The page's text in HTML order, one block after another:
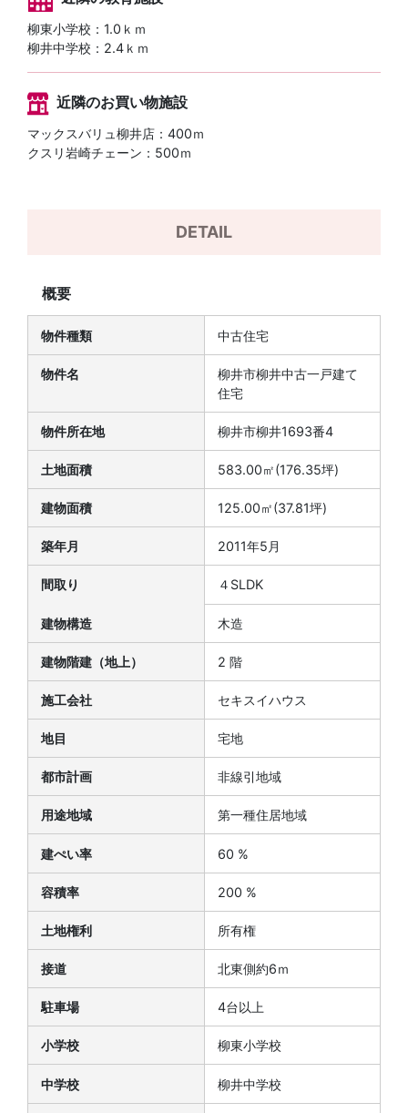
柳東小学校：1.0ｋｍ
柳井中学校：2.4ｋｍ
近隣のお買い物施設
マックスバリュ柳井店：400ｍ
クスリ岩崎チェーン：500ｍ
DETAIL
概要
物件種類 中古住宅
物件名
柳井市柳井中古一戸建て
住宅
物件所在地 柳井市柳井1693番4
土地面積 583.00㎡(176.35坪)
建物面積 125.00㎡(37.81坪)
築年月 2011年5月
間取り ４SLDK
建物構造 木造
建物階建（地上） 2 階
施工会社 セキスイハウス
地目 宅地
都市計画 非線引地域
用途地域 第一種住居地域
建ぺい率 60 %
容積率 200 %
土地権利 所有権
接道 北東側約6ｍ
駐車場 4台以上
小学校 柳東小学校
中学校 柳井中学校